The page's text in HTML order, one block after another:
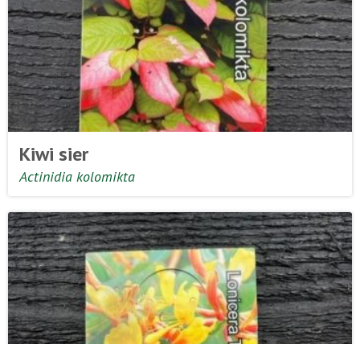
Kiwi sier
Actinidia kolomikta